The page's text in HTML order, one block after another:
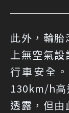
此外，輪
上無空氣
行車安全
130km/h高
透露，但